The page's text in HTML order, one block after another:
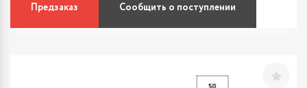
Предзаказ Сообщить о поступлении